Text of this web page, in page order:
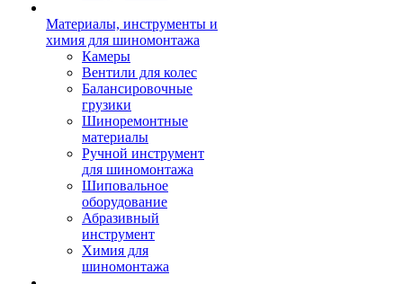
Материалы, инструменты и
химия для шиномонтажа
Камеры
Вентили для колес
Балансировочные
грузики
Шиноремонтные
материалы
Ручной инструмент
для шиномонтажа
Шиповальное
оборудование
Абразивный
инструмент
Химия для
шиномонтажа